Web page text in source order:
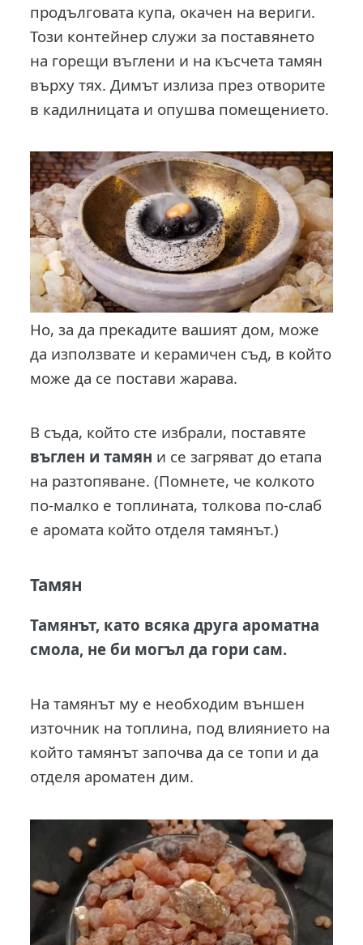
продълговата купа, окачен на вериги.
Този контейнер служи за поставянето
на горещи въглени и на късчета тамян
върху тях. Димът излиза през отворите
в кадилницата и опушва помещението.
Но, за да прекадите вашият дом, може
да използвате и керамичен съд, в който
може да се постави жарава.
В съда, който сте избрали, поставяте
въглен и тамян и се загряват до етапа
на разтопяване. (Помнете, че колкото
по-малко е топлината, толкова по-слаб
е аромата който отделя тамянът.)
Тамян
Тамянът, като всяка друга ароматна
смола, не би могъл да гори сам.
На тамянът му е необходим външен
източник на топлина, под влиянието на
който тамянът започва да се топи и да
отделя ароматен дим.